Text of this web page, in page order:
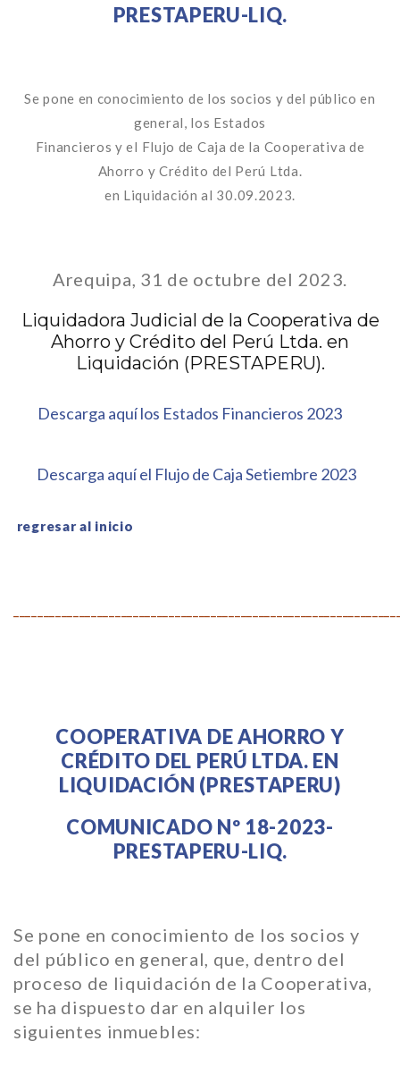
PRESTAPERU-LIQ.
Se pone en conocimiento de los socios y del público en
general, los Estados
Financieros y el Flujo de Caja de la Cooperativa de
Ahorro y Crédito del Perú Ltda.
en Liquidación al 30.09.2023.
Arequipa, 31 de octubre del 2023.
Liquidadora Judicial de la Cooperativa de
Ahorro y Crédito del Perú Ltda. en
Liquidación (PRESTAPERU).
Descarga aquí los Estados Financieros 2023
Descarga aquí el Flujo de Caja Setiembre 2023
regresar al inicio
COOPERATIVA DE AHORRO Y
CRÉDITO DEL PERÚ LTDA. EN
LIQUIDACIÓN (PRESTAPERU)
COMUNICADO Nº 18-2023-
PRESTAPERU-LIQ.
Se pone en conocimiento de los socios y
del público en general, que, dentro del
proceso de liquidación de la Cooperativa,
se ha dispuesto dar en alquiler los
siguientes inmuebles: